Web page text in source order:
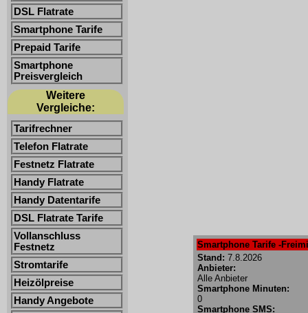
DSL Flatrate
Smartphone Tarife
Prepaid Tarife
Smartphone
Preisvergleich
Weitere
Vergleiche:
Tarifrechner
Telefon Flatrate
Festnetz Flatrate
Handy Flatrate
Handy Datentarife
DSL Flatrate Tarife
Vollanschluss
Festnetz
Stromtarife
Heizölpreise
Handy Angebote
Smartphone Tarife -
Stand: 7.8.2026
Anbieter:
Alle Anbieter
Smartphone Minuten:
0
Smartphone SMS: